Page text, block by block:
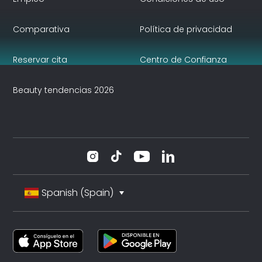
Comparativa
Reservar cita
Beauty tendencias 2026
Política de privacidad
Centro de Confianza
Spanish (Spain)